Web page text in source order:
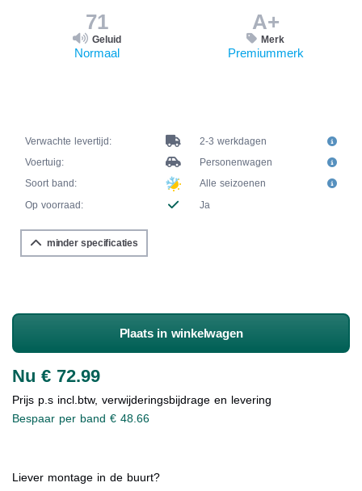
71
Geluid
Normaal
A+
Merk
Premiummerk
Verwachte levertijd:
2-3 werkdagen
Voertuig:
Personenwagen
Soort band:
Alle seizoenen
Op voorraad:
Ja
minder specificaties
Plaats in winkelwagen
Nu € 72.99
Prijs p.s incl.btw, verwijderingsbijdrage en levering
Bespaar per band € 48.66
Liever montage in de buurt?